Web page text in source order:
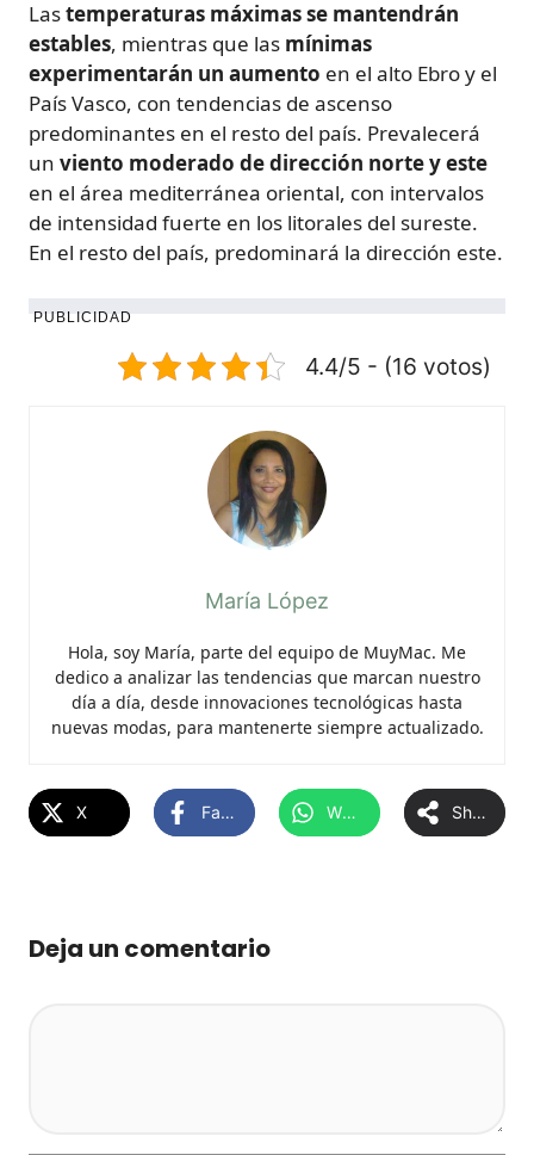
Lastemperaturas máximas se mantendrán
estables, mientras que las mínimas
experimentarán un aumento en el alto Ebro y el
País Vasco, con tendencias de ascenso
predominantes en el resto del país. Prevalecerá
un viento moderado de dirección norte y este
en el área mediterránea oriental, con intervalos
de intensidad fuerte en los litorales del sureste.
En el resto del país, predominará la dirección este.
PUBLICIDAD
4.4/5 - (16 votos)
María López
Hola, soy María, parte del equipo de MuyMac. Me
dedico a analizar las tendencias que marcan nuestro
día a día, desde innovaciones tecnológicas hasta
nuevas modas, para mantenerte siempre actualizado.
X Facebook WhatsApp Share
Deja un comentario